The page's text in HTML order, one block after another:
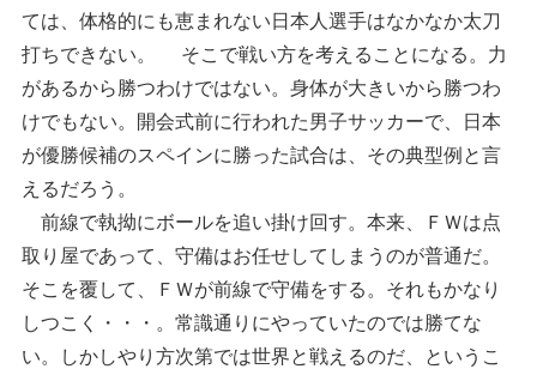
ては、体格的にも恵まれない日本人選手はなかなか太刀
打ちできない。 そこで戦い方を考えることになる。力
があるから勝つわけではない。身体が大きいから勝つわ
けでもない。開会式前に行われた男子サッカーで、日本
が優勝候補のスペインに勝った試合は、その典型例と言
えるだろう。
前線で執拗にボールを追い掛け回す。本来、ＦＷは点
取り屋であって、守備はお任せしてしまうのが普通だ。
そこを覆して、ＦＷが前線で守備をする。それもかなり
しつこく・・・。常識通りにやっていたのでは勝てな
い。しかしやり方次第では世界と戦えるのだ、というこ